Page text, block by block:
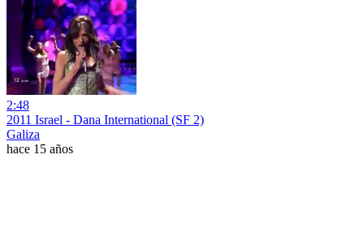
2:48
2011 Israel - Dana International (SF 2)
Galiza
hace 15 años